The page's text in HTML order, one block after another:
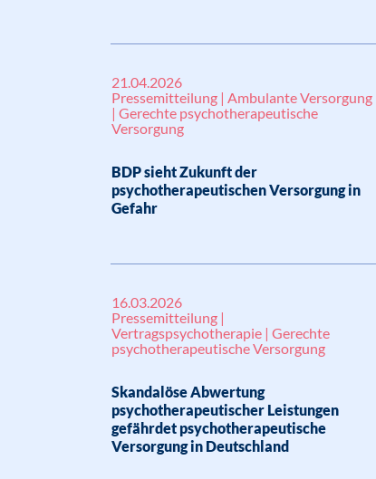
21.04.2026
Pressemitteilung | Ambulante Versorgung
| Gerechte psychotherapeutische
Versorgung
BDP sieht Zukunft der
psychotherapeutischen Versorgung in
Gefahr
16.03.2026
Pressemitteilung |
Vertragspsychotherapie | Gerechte
psychotherapeutische Versorgung
Skandalöse Abwertung
psychotherapeutischer Leistungen
gefährdet psychotherapeutische
Versorgung in Deutschland